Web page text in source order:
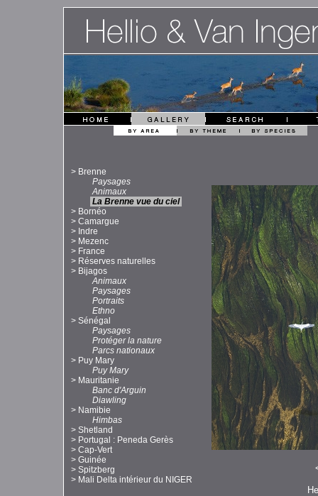
> Brenne
Paysages
Animaux
La Brenne vue du ciel
> Bornéo
> Camargue
> Indre
> Mezenc
> France
> Réserves naturelles
> Bijagos
Animaux
Paysages
Portraits
Ethno
> Sénégal
Paysages
Protéger la nature
Parcs nationaux
> Puy Mary
Puy Mary
> Mauritanie
Banc d'Arguin
Diawling
> Namibie
Himbas
> Shetland
> Portugal : Peneda Gerès
> Cap-Vert
> Guinée
> Spitzberg
> Mali Delta intérieur du NIGER